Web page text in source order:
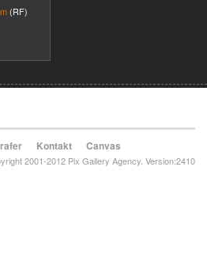
(RF)
Kontakt Canvas
2001-2012 Pix Gallery Agency. Version:2410